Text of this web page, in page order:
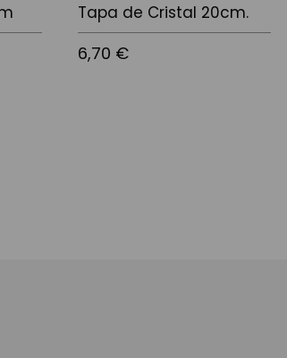
Tapa de Cristal 20cm.
6,70 €